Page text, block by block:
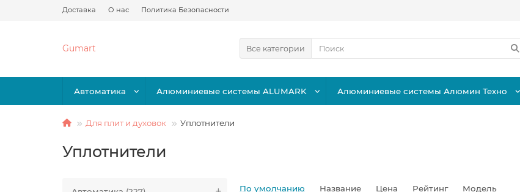
Доставка О нас Политика Безопасности
Gumart Все категории
Автоматика Алюминиевые системы ALUMARK Алюминиевые системы Алюмин Техно
Для плит и духовок Уплотнители
Уплотнители
По умолчанию Название Цена Рейтинг Модель